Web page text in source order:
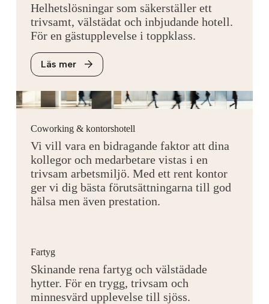
Helhetslösningar som säkerställer ett
trivsamt, välstädat och inbjudande hotell.
För en gästupplevelse i toppklass.
Läs mer
Coworking & kontorshotell
Vi vill vara en bidragande faktor att dina
kollegor och medarbetare vistas i en
trivsam arbetsmiljö. Med ett rent kontor
ger vi dig bästa förutsättningarna till god
hälsa men även prestation.
Fartyg
Skinande rena fartyg och välstädade
hytter. För en trygg, trivsam och
minnesvärd upplevelse till sjöss.